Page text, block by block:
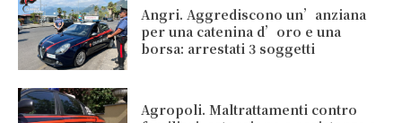
Angri. Aggrediscono un’anziana
per una catenina d’oro e una
borsa: arrestati 3 soggetti
Agropoli. Maltrattamenti contro